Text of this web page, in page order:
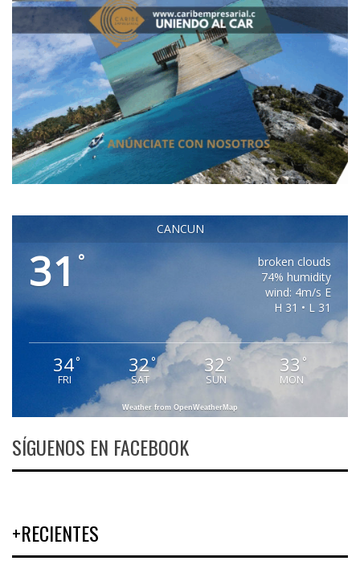
CANCUN
31 °
broken clouds
74% humidity
wind: 4m/s E
H 31 • L 31
34°
FRI
32°
SAT
32 °
SUN
33 °
MON
Weather from OpenWeatherMap
SÍGUENOS EN FACEBOOK
+RECIENTES